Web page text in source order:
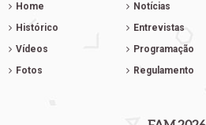
Home
Histórico
Vídeos
Fotos
Notícias
Entrevistas
Programação
Regulamento